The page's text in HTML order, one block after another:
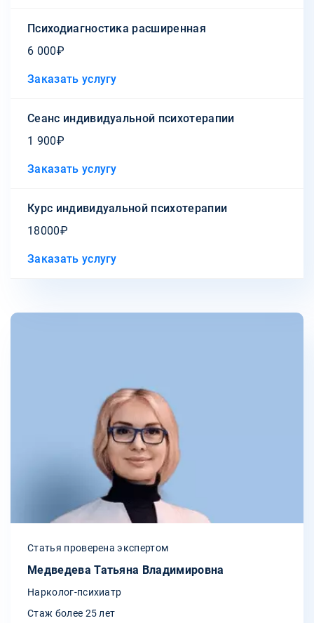
Психодиагностика расширенная
6 000₽
Заказать услугу
Сеанс индивидуальной психотерапии
1 900₽
Заказать услугу
Курс индивидуальной психотерапии
18000₽
Заказать услугу
Статья проверена экспертом
Медведева Татьяна Владимировна
Нарколог-психиатр
Стаж более 25 лет